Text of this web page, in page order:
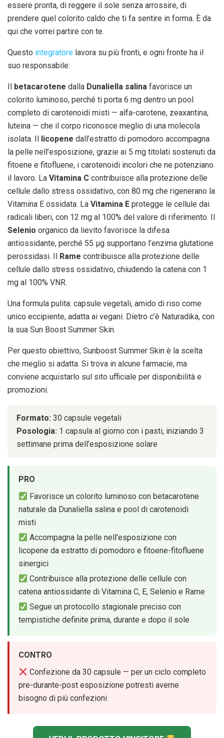
essere pronta, di reggere il sole senza arrossire, di
prendere quel colorito caldo che ti fa sentire in forma. È da
qui che vorrei partire con te.
Questo integratore lavora su più fronti, e ogni fronte ha il
suo responsabile:
Il betacarotene dalla Dunaliella salina favorisce un
colorito luminoso, perché ti porta 6 mg dentro un pool
completo di carotenoidi misti — alfa-carotene, zeaxantina,
luteina — che il corpo riconosce meglio di una molecola
isolata. Il licopene dall’estratto di pomodoro accompagna
la pelle nell’esposizione, grazie ai 5 mg titolati sostenuti da
fitoene e fitofluene, i carotenoidi incolori che ne potenziano
il lavoro. La Vitamina C contribuisce alla protezione delle
cellule dallo stress ossidativo, con 80 mg che rigenerano la
Vitamina E ossidata. La Vitamina E protegge le cellule dai
radicali liberi, con 12 mg al 100% del valore di riferimento. Il
Selenio organico da lievito favorisce la difesa
antiossidante, perché 55 μg supportano l’enzima glutatione
perossidasi. Il Rame contribuisce alla protezione delle
cellule dallo stress ossidativo, chiudendo la catena con 1
mg al 100% VNR.
Una formula pulita: capsule vegetali, amido di riso come
unico eccipiente, adatta ai vegani. Dietro c’è Naturadika, con
la sua Sun Boost Summer Skin.
Per questo obiettivo, Sunboost Summer Skin è la scelta
che meglio si adatta. Si trova in alcune farmacie, ma
conviene acquistarlo sul sito ufficiale per disponibilità e
promozioni.
Formato: 30 capsule vegetali
Posologia: 1 capsula al giorno con i pasti, iniziando 3
settimane prima dell’esposizione solare
PRO
Favorisce un colorito luminoso con betacarotene
naturale da Dunaliella salina e pool di carotenoidi
misti
Accompagna la pelle nell’esposizione con
licopene da estratto di pomodoro e fitoene-fitofluene
sinergici
Contribuisce alla protezione delle cellule con
catena antiossidante di Vitamina C, E, Selenio e Rame
Segue un protocollo stagionale preciso con
tempistiche definite prima, durante e dopo il sole
CONTRO
Confezione da 30 capsule — per un ciclo completo
pre-durante-post esposizione potresti averne
bisogno di più confezioni